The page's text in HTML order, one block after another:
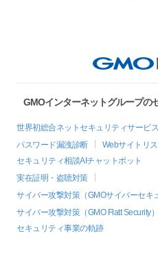
GMOインターネットグループの
世界初総合ネットセキュリティサービ
パスワード漏洩診断
Webサイトリ
セキュリティ相談AIチャットボット
実在証明・盗聴対策
サイバー攻撃対策（GMOサイバーセキ
サイバー攻撃対策（GMO Flatt Security）
セキュリティ事業の軌跡